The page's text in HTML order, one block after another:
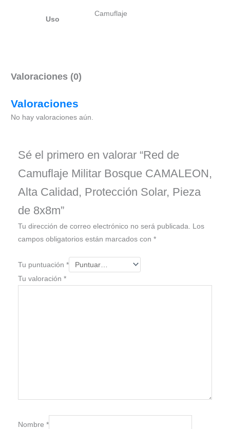
Uso
Camuflaje
Valoraciones (0)
Valoraciones
No hay valoraciones aún.
Sé el primero en valorar “Red de
Camuflaje Militar Bosque CAMALEON,
Alta Calidad, Protección Solar, Pieza
de 8x8m”
Tu dirección de correo electrónico no será publicada.
Los
campos obligatorios están marcados con *
Tu puntuación *
Tu valoración *
Nombre *